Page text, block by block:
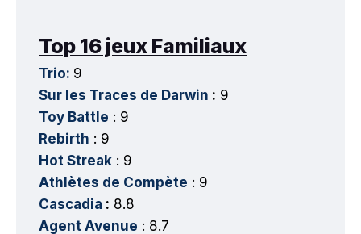
Top 16 jeux Familiaux
Trio: 9
Sur les Traces de Darwin : 9
Toy Battle : 9
Rebirth : 9
Hot Streak : 9
Athlètes de Compète : 9
Cascadia : 8.8
Agent Avenue : 8.7